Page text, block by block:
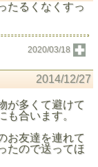
たるくなくすっ
2020/03/18
2014/12/27
が多くて避けて
も合います。
お友達を連れて
たので送ってほ